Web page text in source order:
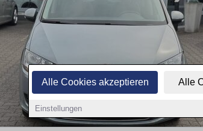
Alle Cookies akzeptieren Alle
Einstellungen